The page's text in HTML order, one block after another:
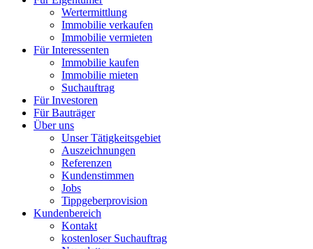
Wertermittlung
Immobilie verkaufen
Immobilie vermieten
Für Interessenten
Immobilie kaufen
Immobilie mieten
Suchauftrag
Für Investoren
Für Bauträger
Über uns
Unser Tätigkeitsgebiet
Auszeichnungen
Referenzen
Kundenstimmen
Jobs
Tippgeberprovision
Kundenbereich
Kontakt
kostenloser Suchauftrag